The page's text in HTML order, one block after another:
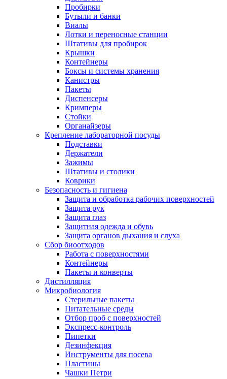
Пробирки
Бутыли и банки
Виалы
Лотки и переносные станции
Штативы для пробирок
Крышки
Контейнеры
Боксы и системы хранения
Канистры
Пакеты
Диспенсеры
Кримперы
Стойки
Органайзеры
Крепление лабораторной посуды
Подставки
Держатели
Зажимы
Штативы и столики
Коврики
Безопасность и гигиена
Защита и обработка рабочих поверхностей
Защита рук
Защита глаз
Защитная одежда и обувь
Защита органов дыхания и слуха
Сбор биоотходов
Работа с поверхностями
Контейнеры
Пакеты и конверты
Дистилляция
Микробиология
Стерильные пакеты
Питательные среды
Отбор проб с поверхностей
Экспресс-контроль
Пипетки
Дезинфекция
Инструменты для посева
Пластины
Чашки Петри